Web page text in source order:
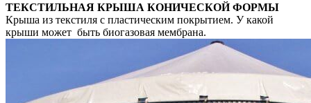
ТЕКСТИЛЬНАЯ КРЫША КОНИЧЕСКОЙ ФОРМЫ
Крыша из текстиля с пластическим покрытием. У какой
крыши может быть биогазовая мембрана.